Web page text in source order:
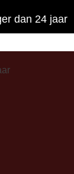
dan 24 jaar